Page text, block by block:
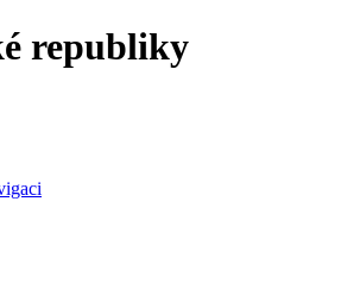
republiky